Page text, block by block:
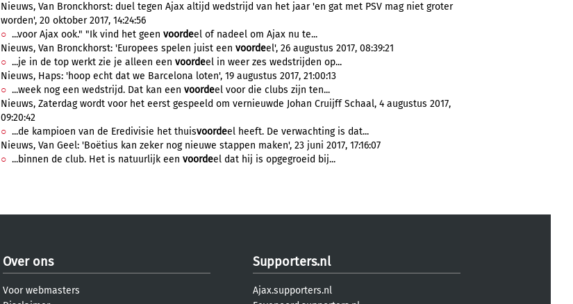
Nieuws, Van Bronckhorst: duel tegen Ajax altijd wedstrijd van het jaar 'en gat met PSV mag niet groter
worden', 20 oktober 2017, 14:24:56
...voor Ajax ook." "Ik vind het geen voordeel of nadeel om Ajax nu te...
Nieuws, Van Bronckhorst: 'Europees spelen juist een voordeel', 26 augustus 2017, 08:39:21
...je in de top werkt zie je alleen een voordeel in weer zes wedstrijden op...
Nieuws, Haps: 'hoop echt dat we Barcelona loten', 19 augustus 2017, 21:00:13
...week nog een wedstrijd. Dat kan een voordeel voor die clubs zijn ten...
Nieuws, Zaterdag wordt voor het eerst gespeeld om vernieuwde Johan Cruijff Schaal, 4 augustus 2017,
09:20:42
...de kampioen van de Eredivisie het thuisvoordeel heeft. De verwachting is dat...
Nieuws, Van Geel: 'Boëtius kan zeker nog nieuwe stappen maken', 23 juni 2017, 17:16:07
...binnen de club. Het is natuurlijk een voordeel dat hij is opgegroeid bij...
Over ons
Voor webmasters
Supporters.nl
Ajax.supporters.nl